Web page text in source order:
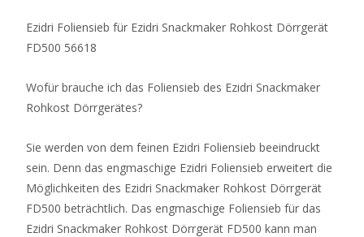
Ezidri Foliensieb für Ezidri Snackmaker Rohkost Dörrgerät
FD500 56618
Wofür brauche ich das Foliensieb des Ezidri Snackmaker
Rohkost Dörrgerätes?
Sie werden von dem feinen Ezidri Foliensieb beeindruckt
sein. Denn das engmaschige Ezidri Foliensieb erweitert die
Möglichkeiten des Ezidri Snackmaker Rohkost Dörrgerät
FD500 beträchtlich. Das engmaschige Foliensieb für das
Ezidri Snackmaker Rohkost Dörrgerät FD500 kann man